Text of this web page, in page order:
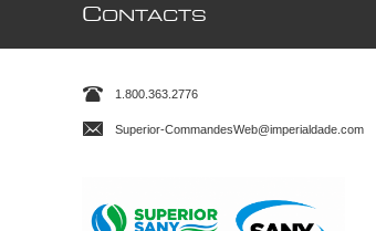
CONTACTS
1.800.363.2776
Superior-CommandesWeb@imperialdade.com